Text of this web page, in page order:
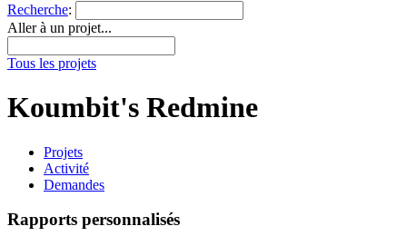
Recherche:
Aller à un projet...
Tous les projets
Koumbit's Redmine
Projets
Activité
Demandes
Rapports personnalisés